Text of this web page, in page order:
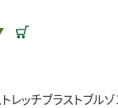
レッチブラストブル